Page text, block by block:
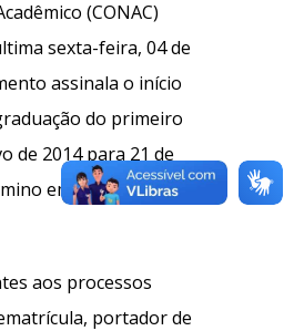
(CONAC)
sexta-feira, 04 de
assinala o início
do primeiro
de 2014 para 21 de
em 14 de
aos processos
portador de